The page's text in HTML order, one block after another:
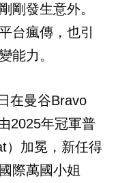
剛發生意外。
台瘋傳，也引
能力。
在曼谷Bravo
2025年冠軍普
）加冕，新任得
際萬國小姐